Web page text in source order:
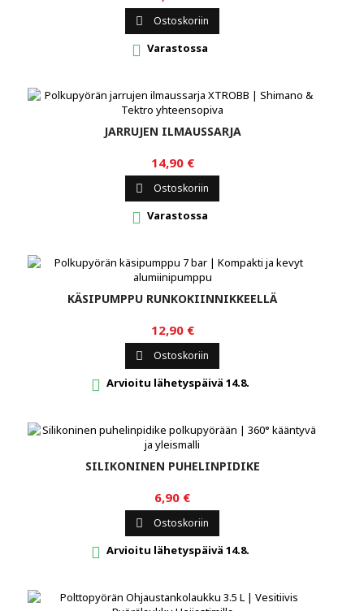
 Ostoskoriin
 Varastossa
JARRUJEN ILMAUSSARJA
14,90 €
 Ostoskoriin
 Varastossa
KÄSIPUMPPU RUNKOKIINNIKKEELLÄ
12,90 €
 Ostoskoriin
 Arvioitu lähetyspäivä 14.8.
SILIKONINEN PUHELINPIDIKE
6,90 €
 Ostoskoriin
 Arvioitu lähetyspäivä 14.8.